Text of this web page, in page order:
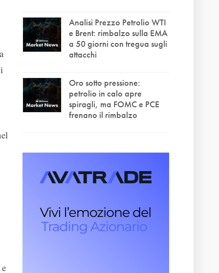
Analisi Prezzo Petrolio WTI
e Brent: rimbalzo sulla EMA
a 50 giorni con tregua sugli
attacchi
Oro sotto pressione:
petrolio in calo apre
spiragli, ma FOMC e PCE
frenano il rimbalzo